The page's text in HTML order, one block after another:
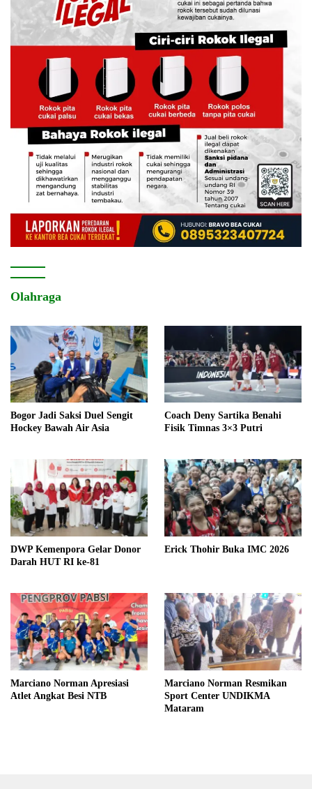
Olahraga
Bogor Jadi Saksi Duel Sengit
Hockey Bawah Air Asia
Coach Deny Sartika Benahi
Fisik Timnas 3×3 Putri
DWP Kemenpora Gelar Donor
Darah HUT RI ke-81
Erick Thohir Buka IMC 2026
Marciano Norman Apresiasi
Atlet Angkat Besi NTB
Marciano Norman Resmikan
Sport Center UNDIKMA
Mataram